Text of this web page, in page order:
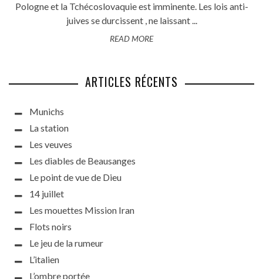
Pologne et la Tchécoslovaquie est imminente. Les lois anti-
juives se durcissent , ne laissant ...
READ MORE
ARTICLES RÉCENTS
Munichs
La station
Les veuves
Les diables de Beausanges
Le point de vue de Dieu
14 juillet
Les mouettes Mission Iran
Flots noirs
Le jeu de la rumeur
L’italien
L’ombre portée